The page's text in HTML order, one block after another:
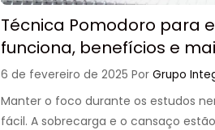
Técnica Pomodoro para
funciona, benefícios e
6 de fevereiro de 2025 Por Grupo
Manter o foco durante os estudos
fácil. A sobrecarga e o cansaço